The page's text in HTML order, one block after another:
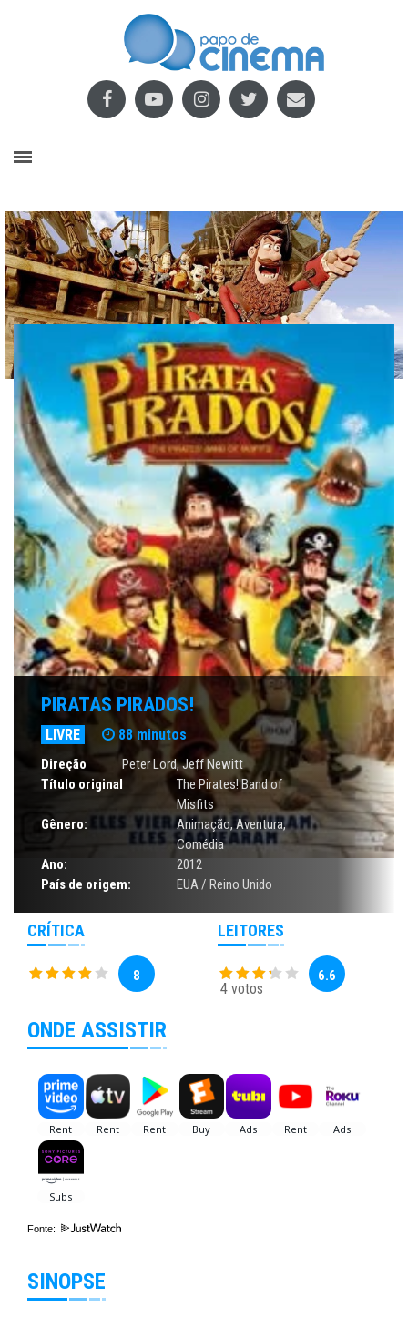
PIRATAS PIRADOS!
LIVRE 88 minutos
Direção
Peter Lord, Jeff Newitt
Título original
The Pirates! Band of
Misfits
Gênero:
Animação,Aventura,
Comédia
Ano:
2012
País de origem:
EUA / Reino Unido
CRÍTICA
8
LEITORES
4 votos
6.6
ONDE ASSISTIR
Fonte:
SINOPSE